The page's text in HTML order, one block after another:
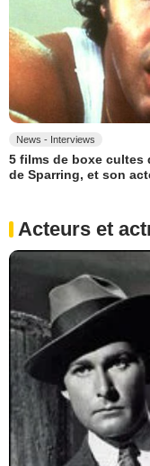
News - Interviews
5 films de boxe cultes
de Sparring, et son
Acteurs et